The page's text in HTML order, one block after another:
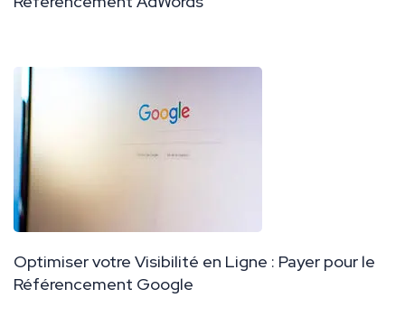
Optimiser votre Visibilité en Ligne : Payer pour le
Référencement Google